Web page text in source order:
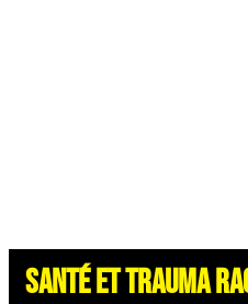
SANTÉ ET TRAUMA